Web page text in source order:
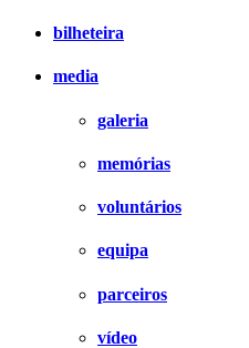
bilheteira
media
galeria
memórias
voluntários
equipa
parceiros
vídeo